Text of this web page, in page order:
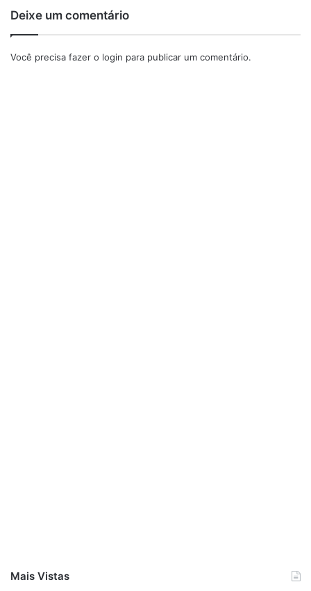
Deixe um comentário
Você precisa fazer o login para publicar um comentário.
Mais Vistas